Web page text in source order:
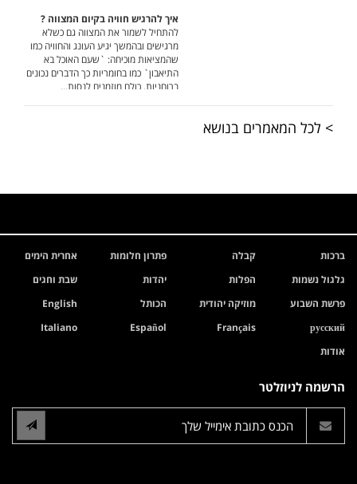
איך להרגיש חוויה בקיום המצווה ?
להתחיל לשמור את המצווה גם כשלא
מרגישים ובהמשך יגיע העונג והחוויה כמו
שהמציאות מוכיחה: `שעם האוכל בא
התיאבון` כמו בחומריות כך הדברים נכונים
ברוחניות. כולם מוזמנים לנסות...
> לכל המאמרים בנושא
ברכות קבלה פתרון חלומות
אחרית הימים
גלגול נשמות
הפלות יהדות
שבת וחגים
פרשת השבוע
מוזיקה יהודית הכותל
English
русский
Français
Español
Italiano
אודות
הרשמה לניוזלטר